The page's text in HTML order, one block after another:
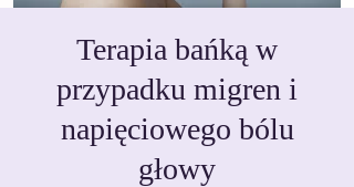
Terapia bańką w
przypadku migren i
napięciowego bólu
głowy